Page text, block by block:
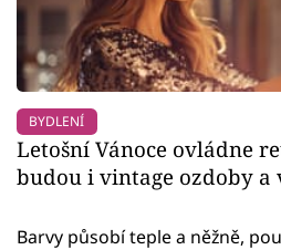
BYDLENÍ
Letošní Vánoce ovládne
budou i vintage ozdoby a
Barvy působí teple a něžně,